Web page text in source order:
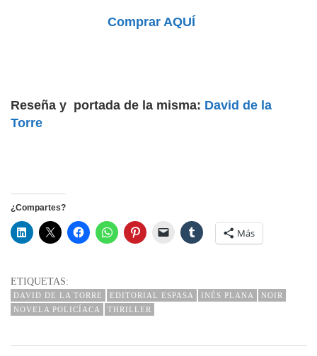
Comprar AQUÍ
Reseña y portada de la misma: David de la
Torre
¿Compartes?
Más
ETIQUETAS:
DAVID DE LA TORRE EDITORIAL ESPASA INÉS PLANA
NOIR
NOVELA POLICÍACA
THRILLER